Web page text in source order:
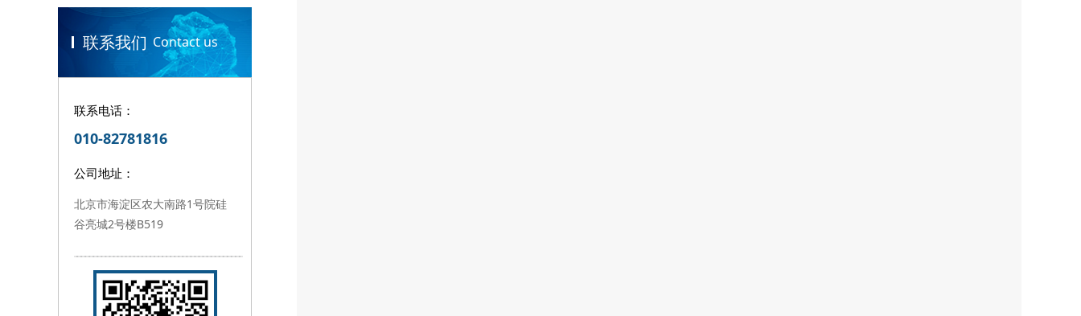
联系我们 Contact us
联系电话：
010-82781816
公司地址：
北京市海淀区农大南路1号院硅
谷亮城2号楼B519